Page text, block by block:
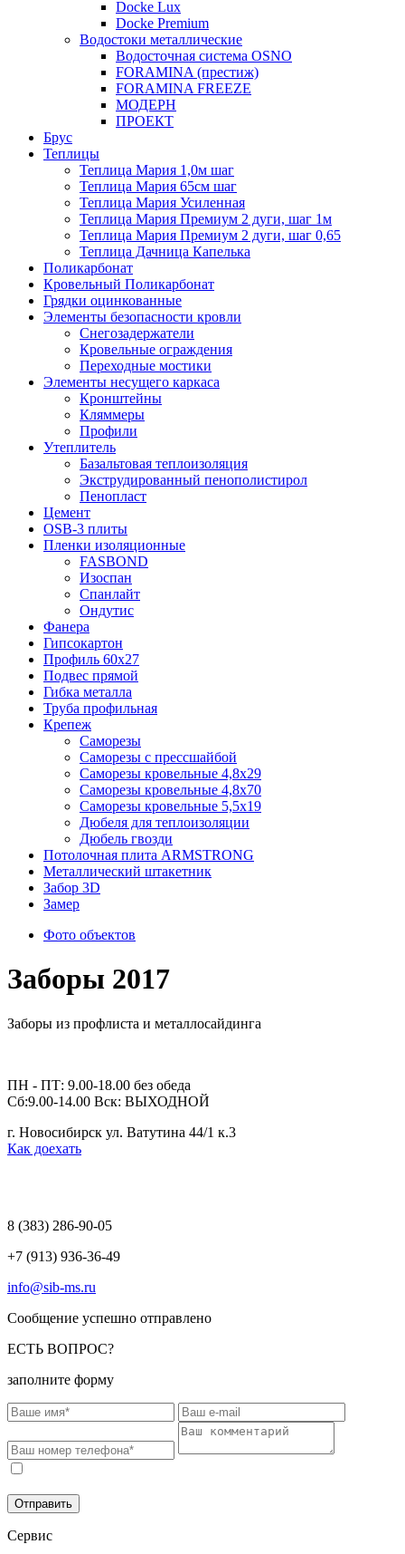
Docke Lux
Docke Premium
Водостоки металлические
Водосточная система OSNO
FORAMINA (престиж)
FORAMINA FREEZE
МОДЕРН
ПРОЕКТ
Брус
Теплицы
Теплица Мария 1,0м шаг
Теплица Мария 65см шаг
Теплица Мария Усиленная
Теплица Мария Премиум 2 дуги, шаг 1м
Теплица Мария Премиум 2 дуги, шаг 0,65
Теплица Дачница Капелька
Поликарбонат
Кровельный Поликарбонат
Грядки оцинкованные
Элементы безопасности кровли
Снегозадержатели
Кровельные ограждения
Переходные мостики
Элементы несущего каркаса
Кронштейны
Кляммеры
Профили
Утеплитель
Базальтовая теплоизоляция
Экструдированный пенополистирол
Пенопласт
Цемент
OSB-3 плиты
Пленки изоляционные
FASBOND
Изоспан
Спанлайт
Ондутис
Фанера
Гипсокартон
Профиль 60х27
Подвес прямой
Гибка металла
Труба профильная
Крепеж
Саморезы
Саморезы с прессшайбой
Саморезы кровельные 4,8х29
Саморезы кровельные 4,8х70
Саморезы кровельные 5,5х19
Дюбеля для теплоизоляции
Дюбель гвозди
Потолочная плита ARMSTRONG
Металлический штакетник
Забор 3D
Замер
Фото объектов
Заборы 2017
Заборы из профлиста и металлосайдинга
ПН - ПТ: 9.00-18.00 без обеда
Сб:9.00-14.00 Вск: ВЫХОДНОЙ
г. Новосибирск ул. Ватутина 44/1 к.3
Как доехать
8 (383) 286-90-05
+7 (913) 936-36-49
info@sib-ms.ru
Сообщение успешно отправлено
ЕСТЬ ВОПРОС?
заполните форму
Отправить
Сервис